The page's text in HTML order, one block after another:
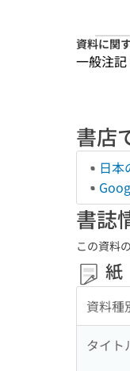
資料に関
一般注記
書店
日本
書誌
この資料
紙
資料種
タイト